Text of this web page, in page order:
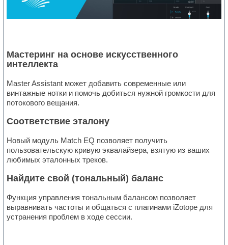
Мастеринг на основе искусственного
интеллекта
Master Assistant может добавить современные или
винтажные нотки и помочь добиться нужной громкости для
потокового вещания.
Соответствие эталону
Новый модуль Match EQ позволяет получить
пользовательскую кривую эквалайзера, взятую из ваших
любимых эталонных треков.
Найдите свой (тональный) баланс
Функция управления тональным балансом позволяет
выравнивать частоты и общаться с плагинами iZotope для
устранения проблем в ходе сессии.